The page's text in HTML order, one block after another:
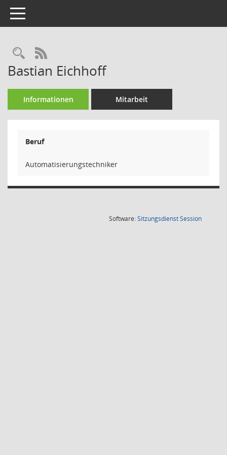
Toggle navigation
Rechercheauswahl
RSS-Feed
Bastian Eichhoff
Informationen Mitarbeit
Beruf
Automatisierungstechniker
Software:SitzungsdienstSession(Wird in